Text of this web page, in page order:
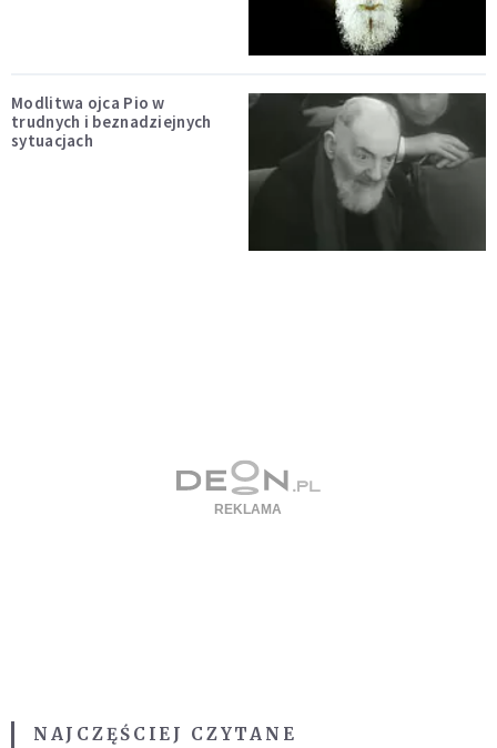
Modlitwa ojca Pio w
trudnych i beznadziejnych
sytuacjach
NAJCZĘŚCIEJ CZYTANE